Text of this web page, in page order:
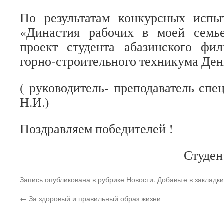
По результатам конкурсных
«Династия рабочих в моей
проект студента абазинского
горно-строительного техникума
( руководитель- преподаватель
Н.И.)
Поздравляем победителей !
Запись опубликована в рубрике Новости. Добавьте в
← За здоровый и правильный образ жизни